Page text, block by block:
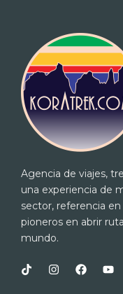
Agencia de viajes,
una experiencia de
sector, referencia
pioneros en abrir
mundo.
T
i
I
F
a
Y